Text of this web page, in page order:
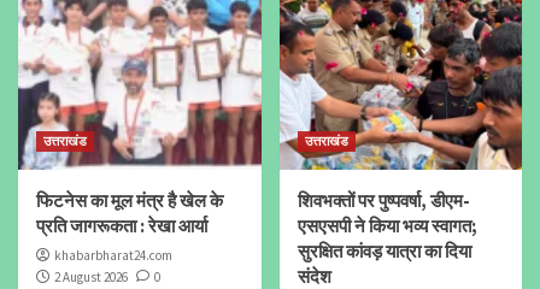
उत्तराखंड
फिटनेस का मूल मंत्र है खेल के
प्रति जागरूकता : रेखा आर्या
khabarbharat24.com
2 August 2026
0
उत्तराखंड
शिवभक्तों पर पुष्पवर्षा, डीएम-
एसएसपी ने किया भव्य स्वागत;
सुरक्षित कांवड़ यात्रा का दिया
संदेश